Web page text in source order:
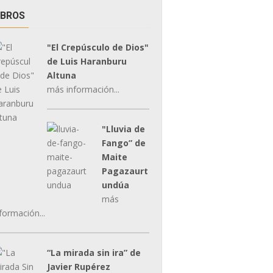
"El Crepúsculo de Dios"
de Luis Haranburu
Altuna
más información...
"Lluvia de
Fango” de
Maite
Pagazaurt
undúa
más
“La mirada sin ira” de
Javier Rupérez